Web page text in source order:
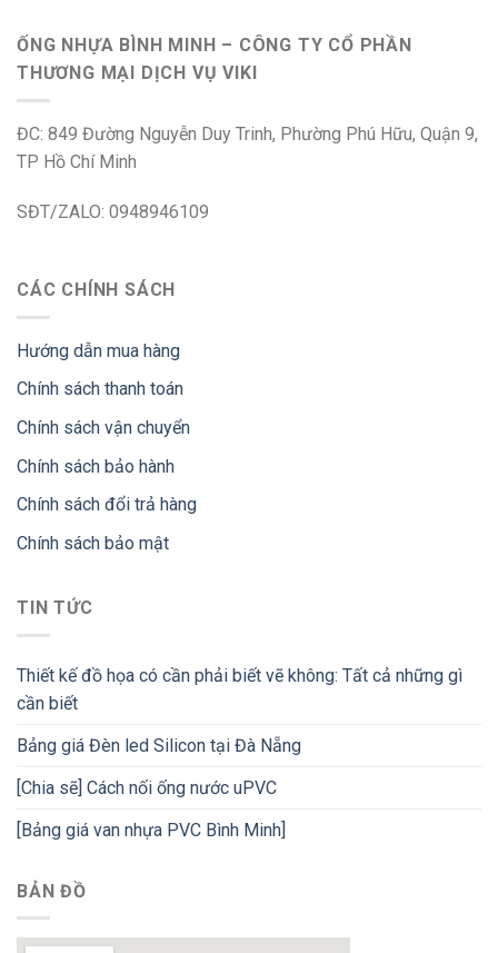
ỐNG NHỰA BÌNH MINH – CÔNG TY CỔ PHẦN
THƯƠNG MẠI DỊCH VỤ VIKI
ĐC: 849 Đường Nguyễn Duy Trinh, Phường Phú Hữu, Quận 9,
TP Hồ Chí Minh
SĐT/ZALO: 0948946109
CÁC CHÍNH SÁCH
Hướng dẫn mua hàng
Chính sách thanh toán
Chính sách vận chuyển
Chính sách bảo hành
Chính sách đổi trả hàng
Chính sách bảo mật
TIN TỨC
Thiết kế đồ họa có cần phải biết vẽ không: Tất cả những gì
cần biết
Bảng giá Đèn led Silicon tại Đà Nẵng
[Chia sẽ] Cách nối ống nước uPVC
[Bảng giá van nhựa PVC Bình Minh]
BẢN ĐỒ